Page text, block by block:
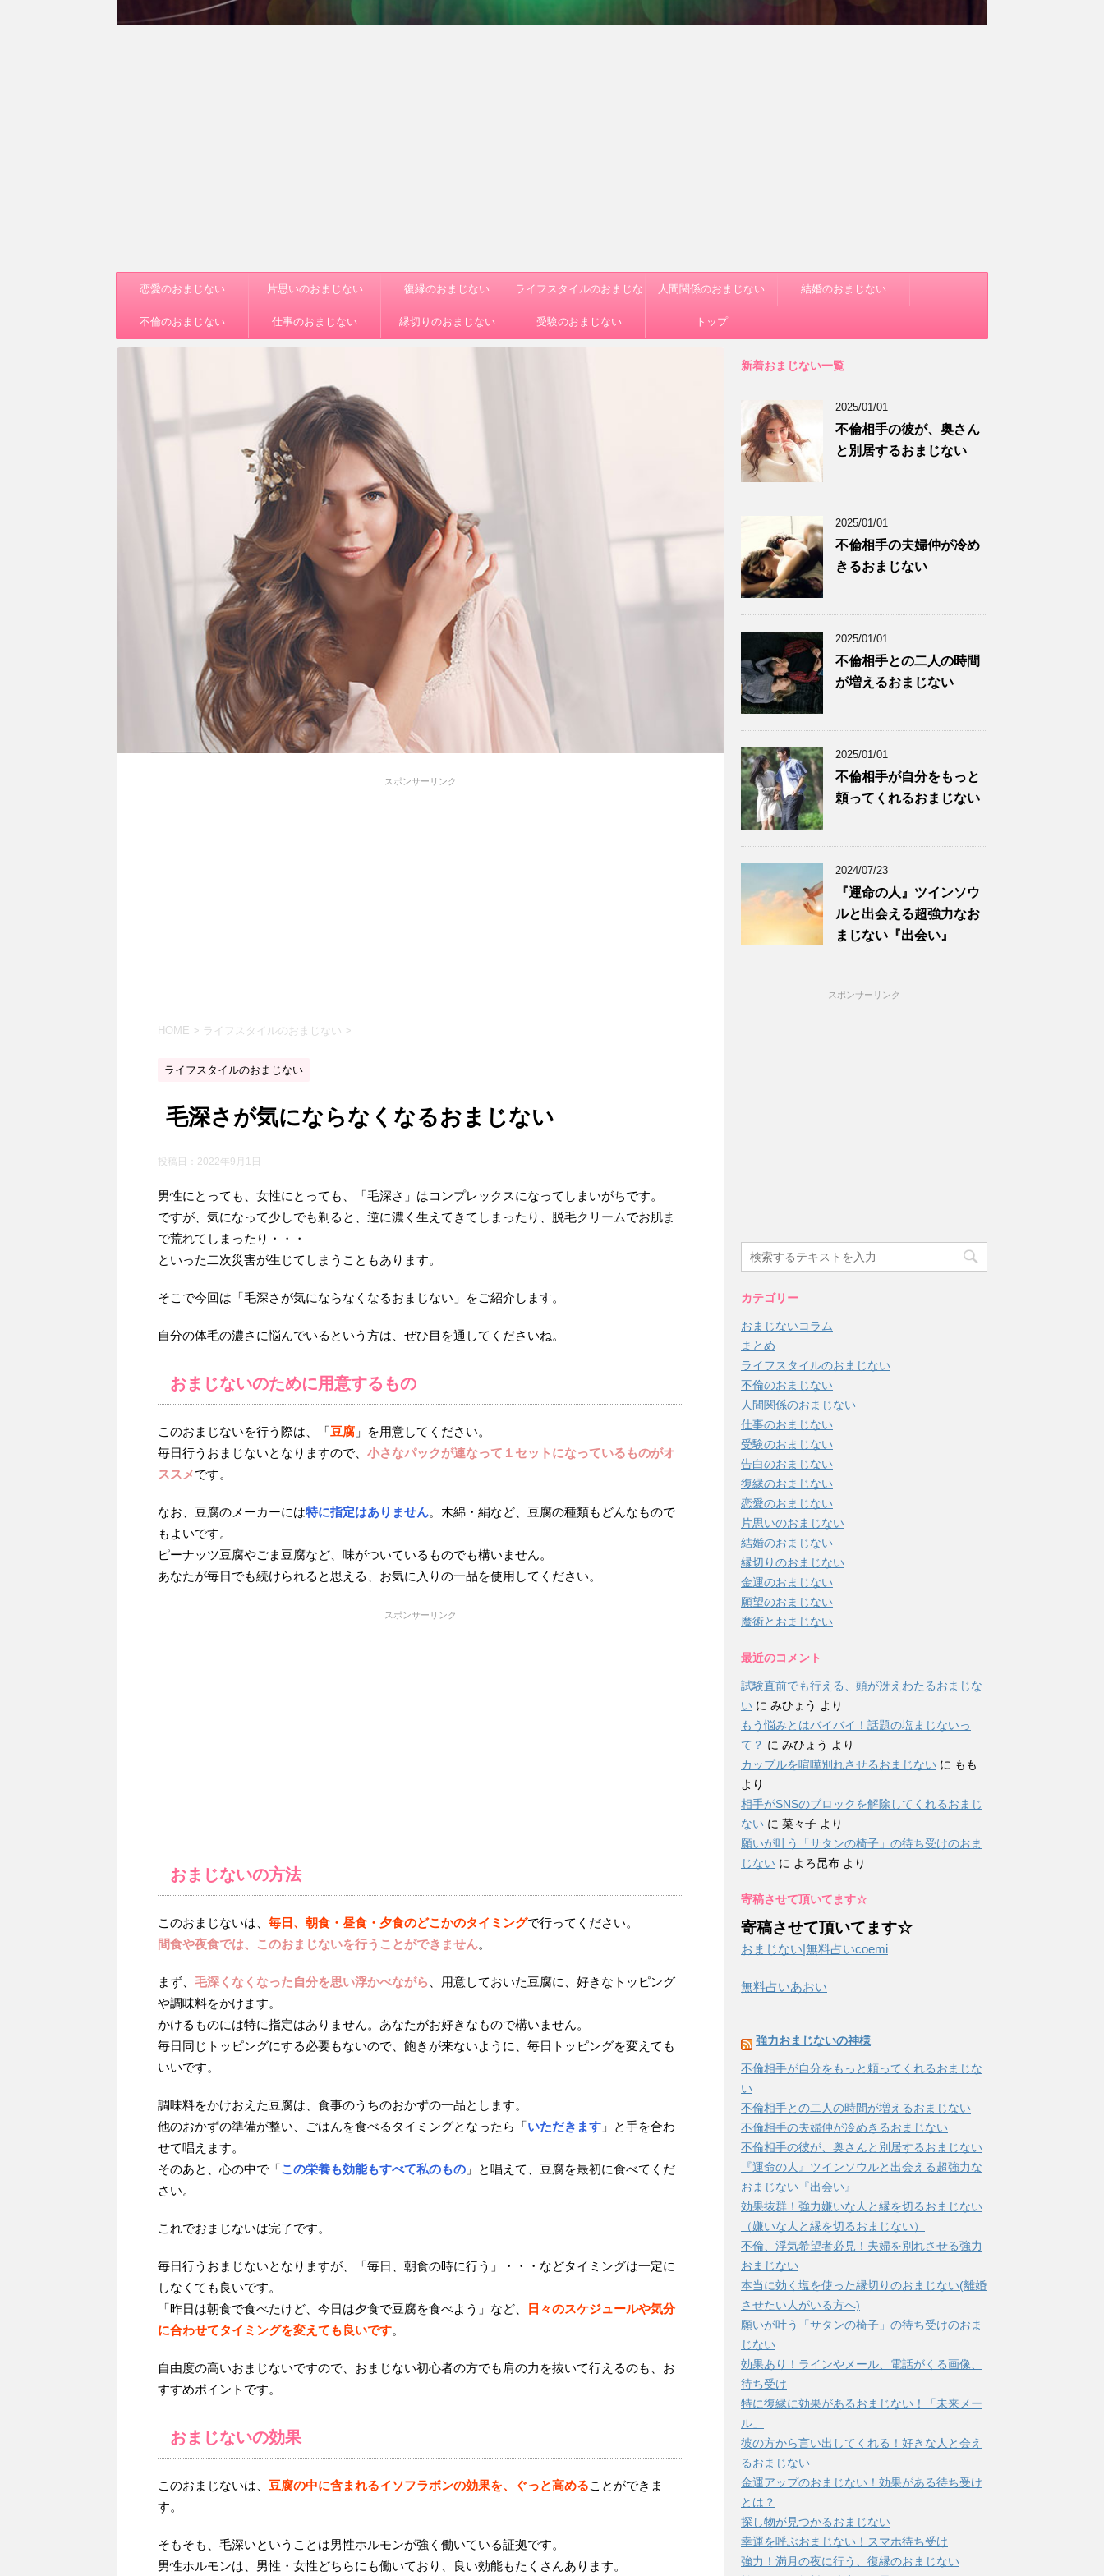
恋愛のおまじない 片思いのおまじない 復縁のおまじない ライフスタイルのおまじな
い
人間関係のおまじない 結婚のおまじない
不倫のおまじない 仕事のおまじない 縁切りのおまじない 受験のおまじない トップ
スポンサーリンク
HOME > ライフスタイルのおまじない >
ライフスタイルのおまじない
毛深さが気にならなくなるおまじない
投稿日： 2022年9月1日
男性にとっても、女性にとっても、「毛深さ」はコンプレックスになってしまいがちです。
ですが、気になって少しでも剃ると、逆に濃く生えてきてしまったり、脱毛クリームでお肌ま
で荒れてしまったり・・・
といった二次災害が生じてしまうこともあります。
そこで今回は「毛深さが気にならなくなるおまじない」をご紹介します。
自分の体毛の濃さに悩んでいるという方は、ぜひ目を通してくださいね。
おまじないのために用意するもの
このおまじないを行う際は、「豆腐 」を用意してください。
毎日行うおまじないとなりますので、 小さなパックが連なって１セットになっているものがオ
ススメです。
なお、豆腐のメーカーには特に指定はありません。木綿・絹など、豆腐の種類もどんなもので
もよいです。
ピーナッツ豆腐やごま豆腐など、味がついているものでも構いません。
あなたが毎日でも続けられると思える、お気に入りの一品を使用してください。
スポンサーリンク
おまじないの方法
このおまじないは、 毎日、朝食・昼食・夕食のどこかのタイミングで行ってください。
間食や夜食では、このおまじないを行うことができません。
まず、 毛深くなくなった自分を思い浮かべながら
、用意しておいた豆腐に、好きなトッピング
や調味料をかけます。
かけるものには特に指定はありません。あなたがお好きなもので構いません。
毎日同じトッピングにする必要もないので、飽きが来ないように、毎日トッピングを変えても
いいです。
調味料をかけおえた豆腐は、食事のうちのおかずの一品とします。
他のおかずの準備が整い、ごはんを食べるタイミングとなったら「いただきます 」と手を合わ
せて唱えます。
そのあと、心の中で「この栄養も効能もすべて私のもの 」と唱えて、豆腐を最初に食べてくだ
さい。
これでおまじないは完了です。
毎日行うおまじないとなりますが、「毎日、朝食の時に行う」・・・などタイミングは一定に
しなくても良いです。
「昨日は朝食で食べたけど、今日は夕食で豆腐を食べよう」など、
日々のスケジュールや気分
に合わせてタイミングを変えても良いです。
自由度の高いおまじないですので、おまじない初心者の方でも肩の力を抜いて行えるのも、お
すすめポイントです。
おまじないの効果
このおまじないは、 豆腐の中に含まれるイソフラボンの効果を、ぐっと高めることができま
す。
そもそも、毛深いということは男性ホルモンが強く働いている証拠です。
男性ホルモンは、男性・女性どちらにも働いており、良い効能もたくさんあります。
新着おまじない一覧
2025/01/01
不倫相手の彼が、奥さん
と別居するおまじない
2025/01/01
不倫相手の夫婦仲が冷め
きるおまじない
2025/01/01
不倫相手との二人の時間
が増えるおまじない
2025/01/01
不倫相手が自分をもっと
頼ってくれるおまじない
2024/07/23
『運命の人』ツインソウ
ルと出会える超強力なお
まじない『出会い』
スポンサーリンク
カテゴリー
おまじないコラム
まとめ
ライフスタイルのおまじない
不倫のおまじない
人間関係のおまじない
仕事のおまじない
受験のおまじない
告白のおまじない
復縁のおまじない
恋愛のおまじない
片思いのおまじない
結婚のおまじない
縁切りのおまじない
金運のおまじない
願望のおまじない
魔術とおまじない
最近のコメント
試験直前でも行える、頭が冴えわたるおまじな
い に みひょう より
もう悩みとはバイバイ！話題の塩まじないっ
て？ に みひょう より
カップルを喧嘩別れさせるおまじない に もも
より
相手がSNSのブロックを解除してくれるおまじ
ない に 菜々子 より
願いが叶う「サタンの椅子」の待ち受けのおま
じない に よろ昆布 より
寄稿させて頂いてます☆
寄稿させて頂いてます☆
おまじない|無料占いcoemi
無料占いあおい
強力おまじないの神様
不倫相手が自分をもっと頼ってくれるおまじな
い
不倫相手との二人の時間が増えるおまじない
不倫相手の夫婦仲が冷めきるおまじない
不倫相手の彼が、奥さんと別居するおまじない
『運命の人』ツインソウルと出会える超強力な
おまじない『出会い』
効果抜群！強力嫌いな人と縁を切るおまじない
（嫌いな人と縁を切るおまじない）
不倫、浮気希望者必見！夫婦を別れさせる強力
おまじない
本当に効く塩を使った縁切りのおまじない(離婚
させたい人がいる方へ)
願いが叶う「サタンの椅子」の待ち受けのおま
じない
効果あり！ラインやメール、電話がくる画像、
待ち受け
特に復縁に効果があるおまじない！「未来メー
ル」
彼の方から言い出してくれる！好きな人と会え
るおまじない
金運アップのおまじない！効果がある待ち受け
とは？
探し物が見つかるおまじない
幸運を呼ぶおまじない！スマホ待ち受け
強力！満月の夜に行う、復縁のおまじない